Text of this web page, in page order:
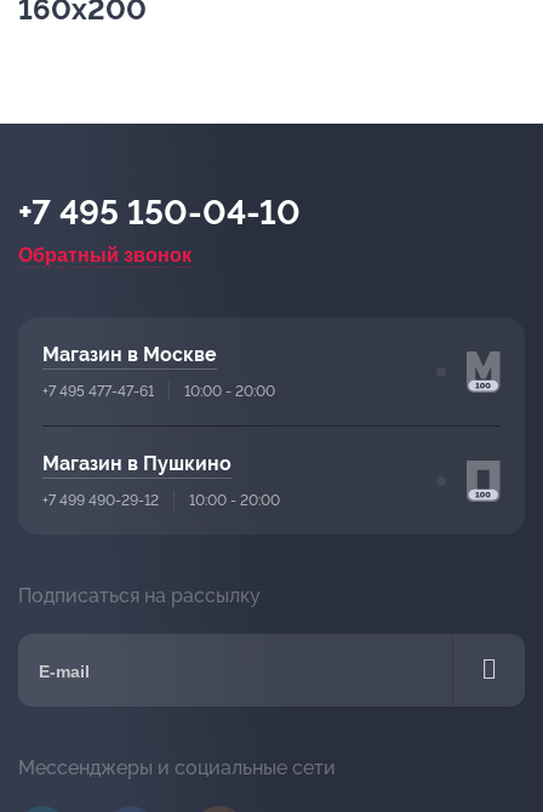
160х200
+7 495 150-04-10
Обратный звонок
Магазин в Москве
+7 495 477-47-61 10:00 - 20:00
Магазин в Пушкино
+7 499 490-29-12 10:00 - 20:00
Подписаться на рассылку
Мессенджеры и социальные сети